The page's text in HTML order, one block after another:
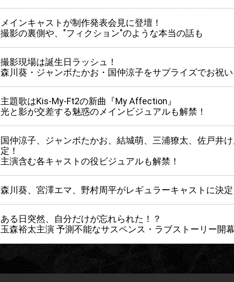
メインキャストが制作発表会見に登壇！
撮影の裏側や、"フィクション"のような本当の話も
撮影現場は誕生日ラッシュ！
森川葵・ジャンボたかお・国仲涼子をサプライズでお祝い
主題歌はKis-My-Ft2の新曲
『My Affection』
光と影が交差する魅惑のメインビジュアルも解禁！
国仲涼子、ジャンボたかお、結城萌、三浦獠太、佐戸井
定！
主演含む各キャストの役ビジュアルも解禁！
森川葵、宮澤エマ、野村周平がレギュラーキャストに決定
ある日突然、自分だけが忘れられた！？
玉森裕太主演 予測不能なサスペンス・ラブストーリー開幕